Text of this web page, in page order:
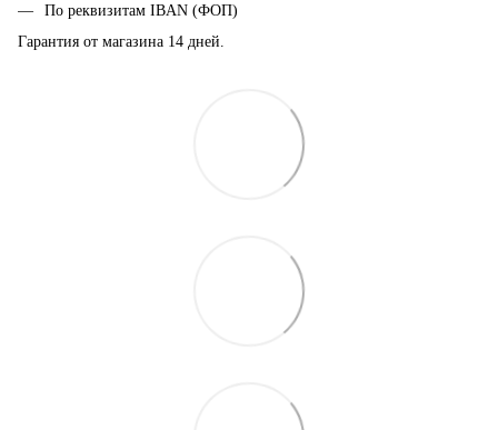
По реквизитам IBAN (ФОП)
Гарантия от магазина 14 дней.